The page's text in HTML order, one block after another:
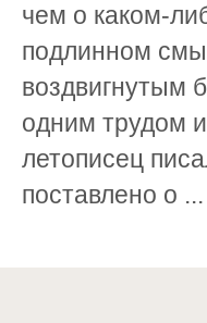
чем о каком-
подлинном
воздвигнутым
одним трудом
летописец
поставлено о ...